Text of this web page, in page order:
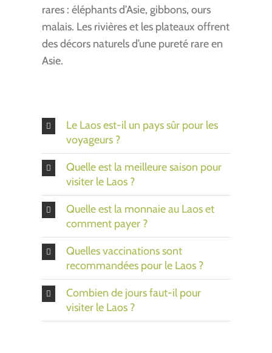
rares : éléphants d’Asie, gibbons, ours
malais. Les rivières et les plateaux offrent
des décors naturels d’une pureté rare en
Asie.
Le Laos est-il un pays sûr pour les
voyageurs ?
Quelle est la meilleure saison pour
visiter le Laos ?
Quelle est la monnaie au Laos et
comment payer ?
Quelles vaccinations sont
recommandées pour le Laos ?
Combien de jours faut-il pour
visiter le Laos ?